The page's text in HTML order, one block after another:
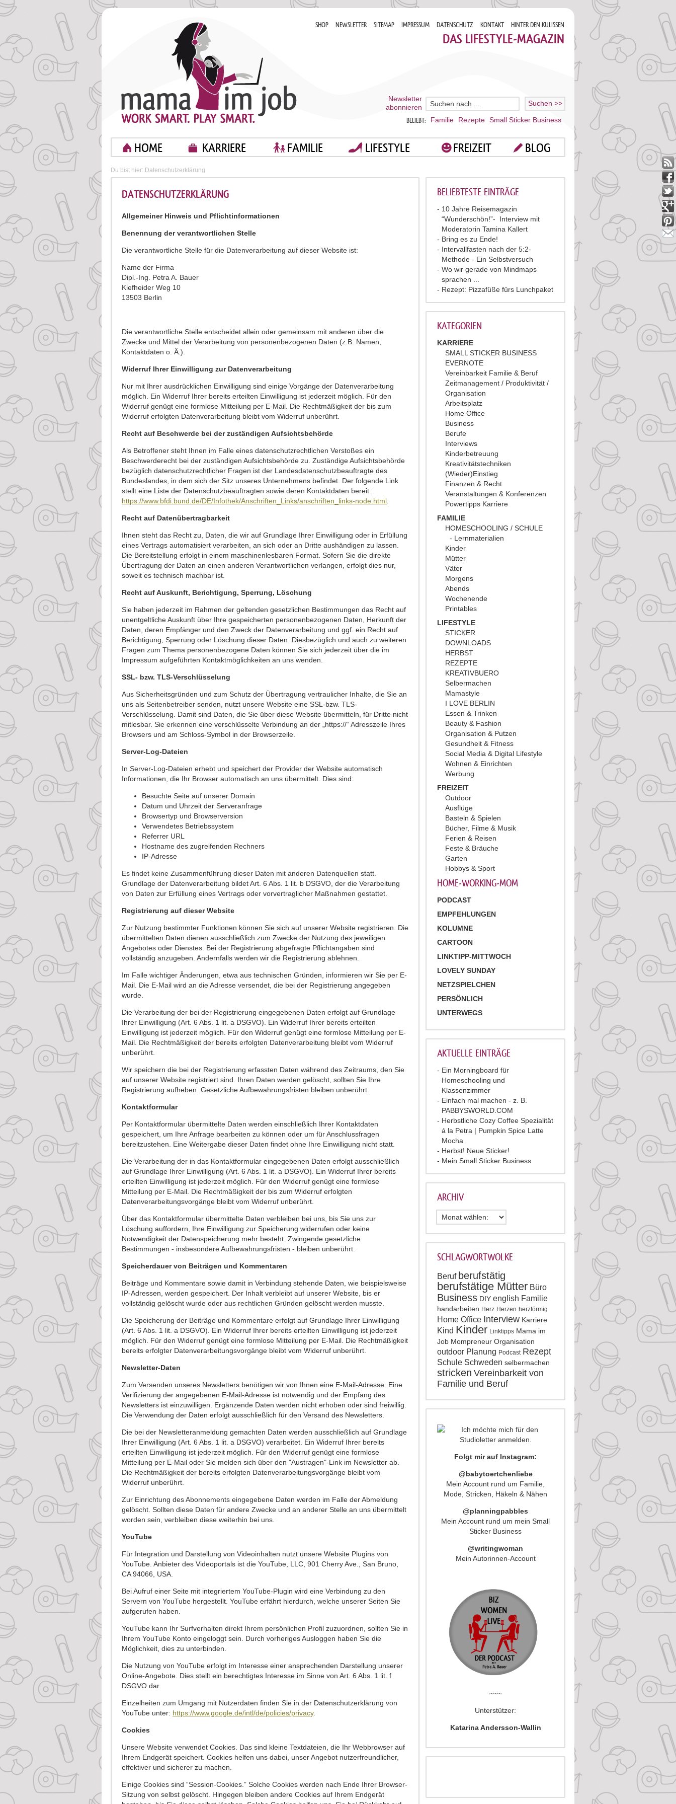
SHOP NEWSLETTER SITEMAP IMPRESSUM DATENSCHUTZ KONTAKT HINTER DEN KULISSEN
DAS LIFESTYLE-MAGAZIN
Newsletter
abonnieren
BELIEBT: Familie Rezepte Small Sticker Business
HOME KARRIERE FAMILIE LIFESTYLE FREIZEIT BLOG
Du bist hier: Datenschutzerklärung
BELIEBTESTE EINTRÄGE
10 Jahre Reisemagazin
“Wunderschön!”- Interview mit
Moderatorin Tamina Kallert
Bring es zu Ende!
Intervallfasten nach der 5:2-
Methode - Ein Selbstversuch
Wo wir gerade von Mindmaps
sprachen ...
Rezept: Pizzafüße fürs Lunchpaket
KATEGORIEN
KARRIERE
SMALL STICKER BUSINESS
EVERNOTE
Vereinbarkeit Familie & Beruf
Zeitmanagement / Produktivität /
Organisation
Arbeitsplatz
Home Office
Business
Berufe
Interviews
Kinderbetreuung
Kreativitätstechniken
(Wieder)Einstieg
Finanzen & Recht
Veranstaltungen & Konferenzen
Powertipps Karriere
FAMILIE
HOMESCHOOLING / SCHULE
Lernmaterialien
Kinder
Mütter
Väter
Morgens
Abends
Wochenende
Printables
LIFESTYLE
STICKER
DOWNLOADS
HERBST
REZEPTE
KREATIVBUERO
Selbermachen
Mamastyle
I LOVE BERLIN
Essen & Trinken
Beauty & Fashion
Organisation & Putzen
Gesundheit & Fitness
Social Media & Digital Lifestyle
Wohnen & Einrichten
Werbung
FREIZEIT
Outdoor
Ausflüge
Basteln & Spielen
Bücher, Filme & Musik
Ferien & Reisen
Feste & Bräuche
Garten
Hobbys & Sport
HOME-WORKING-MOM
PODCAST
EMPFEHLUNGEN
KOLUMNE
CARTOON
LINKTIPP-MITTWOCH
LOVELY SUNDAY
NETZSPIELCHEN
PERSÖNLICH
UNTERWEGS
AKTUELLE EINTRÄGE
Ein Morningboard für
Homeschooling und
Klassenzimmer
Einfach mal machen - z. B.
PABBYSWORLD.COM
Herbstliche Cozy Coffee Spezialität
á la Petra | Pumpkin Spice Latte
Mocha
Herbst! Neue Sticker!
Mein Small Sticker Business
ARCHIV
SCHLAGWORTWOLKE
Beruf berufstätig
berufstätige Mütter Büro
Business DIY english Familie
handarbeiten Herz Herzen herzförmig
Home Office Interview Karriere
Kind Kinder Linktipps Mama im
Job Mompreneur Organisation
outdoor Planung Podcast Rezept
Schule Schweden selbermachen
stricken Vereinbarkeit von
Familie und Beruf
Folgt mir auf Instagram:
@babytoertchenliebe
Mein Account rund um Familie,
Mode, Stricken, Häkeln & Nähen
@planningpabbles
Mein Account rund um mein Small
Sticker Business
@writingwoman
Mein Autorinnen-Account
~~~
Unterstützer:
Katarina Andersson-Wallin
DATENSCHUTZERKLÄRUNG
Allgemeiner Hinweis und Pflichtinformationen
Benennung der verantwortlichen Stelle
Die verantwortliche Stelle für die Datenverarbeitung auf dieser Website ist:
Name der Firma
Dipl.-Ing. Petra A. Bauer
Kiefheider Weg 10
13503 Berlin
Die verantwortliche Stelle entscheidet allein oder gemeinsam mit anderen über die
Zwecke und Mittel der Verarbeitung von personenbezogenen Daten (z.B. Namen,
Kontaktdaten o. Ä.).
Widerruf Ihrer Einwilligung zur Datenverarbeitung
Nur mit Ihrer ausdrücklichen Einwilligung sind einige Vorgänge der Datenverarbeitung
möglich. Ein Widerruf Ihrer bereits erteilten Einwilligung ist jederzeit möglich. Für den
Widerruf genügt eine formlose Mitteilung per E-Mail. Die Rechtmäßigkeit der bis zum
Widerruf erfolgten Datenverarbeitung bleibt vom Widerruf unberührt.
Recht auf Beschwerde bei der zuständigen Aufsichtsbehörde
Als Betroffener steht Ihnen im Falle eines datenschutzrechtlichen Verstoßes ein
Beschwerderecht bei der zuständigen Aufsichtsbehörde zu. Zuständige Aufsichtsbehörde
bezüglich datenschutzrechtlicher Fragen ist der Landesdatenschutzbeauftragte des
Bundeslandes, in dem sich der Sitz unseres Unternehmens befindet. Der folgende Link
stellt eine Liste der Datenschutzbeauftragten sowie deren Kontaktdaten bereit:
https://www.bfdi.bund.de/DE/Infothek/Anschriften_Links/anschriften_links-node.html
Recht auf Datenübertragbarkeit
Ihnen steht das Recht zu, Daten, die wir auf Grundlage Ihrer Einwilligung oder in Erfüllung
eines Vertrags automatisiert verarbeiten, an sich oder an Dritte aushändigen zu lassen.
Die Bereitstellung erfolgt in einem maschinenlesbaren Format. Sofern Sie die direkte
Übertragung der Daten an einen anderen Verantwortlichen verlangen, erfolgt dies nur,
soweit es technisch machbar ist.
Recht auf Auskunft, Berichtigung, Sperrung, Löschung
Sie haben jederzeit im Rahmen der geltenden gesetzlichen Bestimmungen das Recht auf
unentgeltliche Auskunft über Ihre gespeicherten personenbezogenen Daten, Herkunft der
Daten, deren Empfänger und den Zweck der Datenverarbeitung und ggf. ein Recht auf
Berichtigung, Sperrung oder Löschung dieser Daten. Diesbezüglich und auch zu weiteren
Fragen zum Thema personenbezogene Daten können Sie sich jederzeit über die im
Impressum aufgeführten Kontaktmöglichkeiten an uns wenden.
SSL- bzw. TLS-Verschlüsselung
Aus Sicherheitsgründen und zum Schutz der Übertragung vertraulicher Inhalte, die Sie an
uns als Seitenbetreiber senden, nutzt unsere Website eine SSL-bzw. TLS-
Verschlüsselung. Damit sind Daten, die Sie über diese Website übermitteln, für Dritte nicht
mitlesbar. Sie erkennen eine verschlüsselte Verbindung an der „https://“ Adresszeile Ihres
Browsers und am Schloss-Symbol in der Browserzeile.
Server-Log-Dateien
In Server-Log-Dateien erhebt und speichert der Provider der Website automatisch
Informationen, die Ihr Browser automatisch an uns übermittelt. Dies sind:
Besuchte Seite auf unserer Domain
Datum und Uhrzeit der Serveranfrage
Browsertyp und Browserversion
Verwendetes Betriebssystem
Referrer URL
Hostname des zugreifenden Rechners
IP-Adresse
Es findet keine Zusammenführung dieser Daten mit anderen Datenquellen statt.
Grundlage der Datenverarbeitung bildet Art. 6 Abs. 1 lit. b DSGVO, der die Verarbeitung
von Daten zur Erfüllung eines Vertrags oder vorvertraglicher Maßnahmen gestattet.
Registrierung auf dieser Website
Zur Nutzung bestimmter Funktionen können Sie sich auf unserer Website registrieren. Die
übermittelten Daten dienen ausschließlich zum Zwecke der Nutzung des jeweiligen
Angebotes oder Dienstes. Bei der Registrierung abgefragte Pflichtangaben sind
vollständig anzugeben. Andernfalls werden wir die Registrierung ablehnen.
Im Falle wichtiger Änderungen, etwa aus technischen Gründen, informieren wir Sie per E-
Mail. Die E-Mail wird an die Adresse versendet, die bei der Registrierung angegeben
wurde.
Die Verarbeitung der bei der Registrierung eingegebenen Daten erfolgt auf Grundlage
Ihrer Einwilligung (Art. 6 Abs. 1 lit. a DSGVO). Ein Widerruf Ihrer bereits erteilten
Einwilligung ist jederzeit möglich. Für den Widerruf genügt eine formlose Mitteilung per E-
Mail. Die Rechtmäßigkeit der bereits erfolgten Datenverarbeitung bleibt vom Widerruf
unberührt.
Wir speichern die bei der Registrierung erfassten Daten während des Zeitraums, den Sie
auf unserer Website registriert sind. Ihren Daten werden gelöscht, sollten Sie Ihre
Registrierung aufheben. Gesetzliche Aufbewahrungsfristen bleiben unberührt.
Kontaktformular
Per Kontaktformular übermittelte Daten werden einschließlich Ihrer Kontaktdaten
gespeichert, um Ihre Anfrage bearbeiten zu können oder um für Anschlussfragen
bereitzustehen. Eine Weitergabe dieser Daten findet ohne Ihre Einwilligung nicht statt.
Die Verarbeitung der in das Kontaktformular eingegebenen Daten erfolgt ausschließlich
auf Grundlage Ihrer Einwilligung (Art. 6 Abs. 1 lit. a DSGVO). Ein Widerruf Ihrer bereits
erteilten Einwilligung ist jederzeit möglich. Für den Widerruf genügt eine formlose
Mitteilung per E-Mail. Die Rechtmäßigkeit der bis zum Widerruf erfolgten
Datenverarbeitungsvorgänge bleibt vom Widerruf unberührt.
Über das Kontaktformular übermittelte Daten verbleiben bei uns, bis Sie uns zur
Löschung auffordern, Ihre Einwilligung zur Speicherung widerrufen oder keine
Notwendigkeit der Datenspeicherung mehr besteht. Zwingende gesetzliche
Bestimmungen - insbesondere Aufbewahrungsfristen - bleiben unberührt.
Speicherdauer von Beiträgen und Kommentaren
Beiträge und Kommentare sowie damit in Verbindung stehende Daten, wie beispielsweise
IP-Adressen, werden gespeichert. Der Inhalt verbleibt auf unserer Website, bis er
vollständig gelöscht wurde oder aus rechtlichen Gründen gelöscht werden musste.
Die Speicherung der Beiträge und Kommentare erfolgt auf Grundlage Ihrer Einwilligung
(Art. 6 Abs. 1 lit. a DSGVO). Ein Widerruf Ihrer bereits erteilten Einwilligung ist jederzeit
möglich. Für den Widerruf genügt eine formlose Mitteilung per E-Mail. Die Rechtmäßigkeit
bereits erfolgter Datenverarbeitungsvorgänge bleibt vom Widerruf unberührt.
Newsletter-Daten
Zum Versenden unseres Newsletters benötigen wir von Ihnen eine E-Mail-Adresse. Eine
Verifizierung der angegebenen E-Mail-Adresse ist notwendig und der Empfang des
Newsletters ist einzuwilligen. Ergänzende Daten werden nicht erhoben oder sind freiwillig.
Die Verwendung der Daten erfolgt ausschließlich für den Versand des Newsletters.
Die bei der Newsletteranmeldung gemachten Daten werden ausschließlich auf Grundlage
Ihrer Einwilligung (Art. 6 Abs. 1 lit. a DSGVO) verarbeitet. Ein Widerruf Ihrer bereits
erteilten Einwilligung ist jederzeit möglich. Für den Widerruf genügt eine formlose
Mitteilung per E-Mail oder Sie melden sich über den "Austragen"-Link im Newsletter ab.
Die Rechtmäßigkeit der bereits erfolgten Datenverarbeitungsvorgänge bleibt vom
Widerruf unberührt.
Zur Einrichtung des Abonnements eingegebene Daten werden im Falle der Abmeldung
gelöscht. Sollten diese Daten für andere Zwecke und an anderer Stelle an uns übermittelt
worden sein, verbleiben diese weiterhin bei uns.
YouTube
Für Integration und Darstellung von Videoinhalten nutzt unsere Website Plugins von
YouTube. Anbieter des Videoportals ist die YouTube, LLC, 901 Cherry Ave., San Bruno,
CA 94066, USA.
Bei Aufruf einer Seite mit integriertem YouTube-Plugin wird eine Verbindung zu den
Servern von YouTube hergestellt. YouTube erfährt hierdurch, welche unserer Seiten Sie
aufgerufen haben.
YouTube kann Ihr Surfverhalten direkt Ihrem persönlichen Profil zuzuordnen, sollten Sie in
Ihrem YouTube Konto eingeloggt sein. Durch vorheriges Ausloggen haben Sie die
Möglichkeit, dies zu unterbinden.
Die Nutzung von YouTube erfolgt im Interesse einer ansprechenden Darstellung unserer
Online-Angebote. Dies stellt ein berechtigtes Interesse im Sinne von Art. 6 Abs. 1 lit. f
DSGVO dar.
Einzelheiten zum Umgang mit Nutzerdaten finden Sie in der Datenschutzerklärung von
YouTube unter: https://www.google.de/intl/de/policies/privacy.
Cookies
Unsere Website verwendet Cookies. Das sind kleine Textdateien, die Ihr Webbrowser auf
Ihrem Endgerät speichert. Cookies helfen uns dabei, unser Angebot nutzerfreundlicher,
effektiver und sicherer zu machen.
Einige Cookies sind “Session-Cookies.” Solche Cookies werden nach Ende Ihrer Browser-
Sitzung von selbst gelöscht. Hingegen bleiben andere Cookies auf Ihrem Endgerät